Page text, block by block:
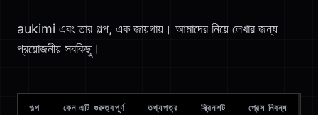
aukimi এবং তার গল্প, এক জায়গায়। আমাদের নিয়ে লেখার জন্য
প্রয়োজনীয় সবকিছু।
গল্প কেন এটি গুরুত্বপূর্ণ তথ্যপত্র স্ক্রিনশট প্রেস নিবন্ধ